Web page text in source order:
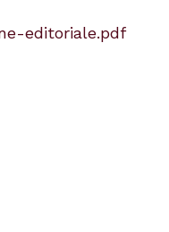
editoriale.pdf